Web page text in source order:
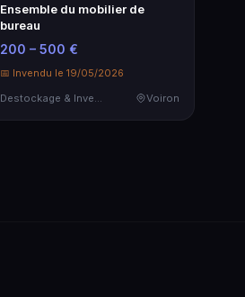
Ensemble du mobilier de
bureau
200 – 500 €
📅 Invendu le 19/05/2026
Voiron